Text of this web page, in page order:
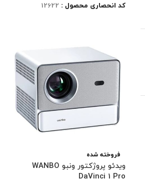
کد انحصاری محصول : 12622
فروخته شده
ویدئو پروژکتور ونبو WANBO
DaVinci 1 Pro